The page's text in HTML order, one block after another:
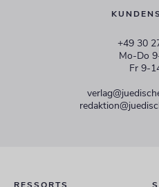
+49 30
Mo-Do
Fr 9-